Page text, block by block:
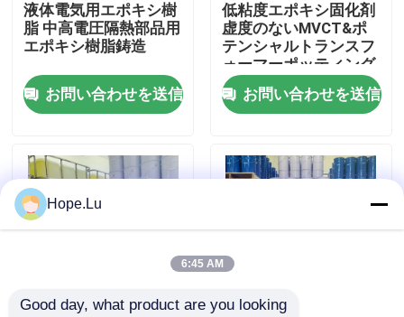
わたしたち に つい て
工場 ツアー
連絡 ください
引金 を 求め て ください
液体電気用エポキシ樹
脂 中高電圧隔熱部品用
エポキシ樹脂鋳造
お問い合わせを送信
低粘度エポキシ固化剤
虚度のないMVCT&ポ
テンシャルトランスフ
ォーマーポッティング
お問い合わせを送信
Hope.Lu
6:45 AM
Good day, what product are you looking